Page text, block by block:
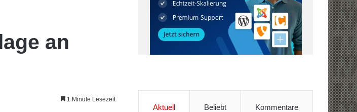
an
1 Minute Lesezeit
Aktuell Beliebt Kommentare